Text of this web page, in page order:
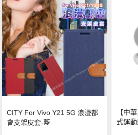
CITY For Vivo Y21 5G 浪漫都
會支架皮套-藍
【中
式運